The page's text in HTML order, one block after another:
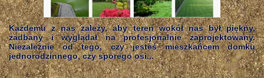
Każdemu z nas zależy, aby teren wokół nas był piękny,
zadbany i wyglądał na profesjonalnie zaprojektowany.
Niezależnie od tego, czy jesteś mieszkańcem domku
jednorodzinnego, czy sporego osi...